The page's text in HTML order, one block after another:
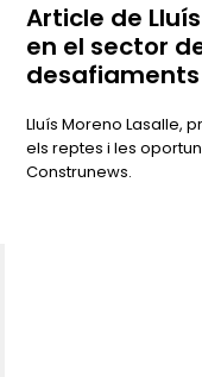
Article de
en el sector
Lluís Moreno Lasalle,
els reptes i les
Construnews.